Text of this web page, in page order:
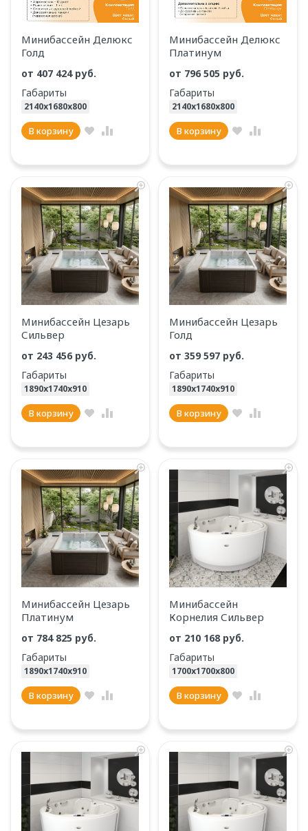
Минибассейн Делюкс
Голд
от 407 424 руб.
Габариты
2140х1680х800
В корзину
Минибассейн Делюкс
Платинум
от 796 505 руб.
Габариты
2140х1680х800
В корзину
Минибассейн Цезарь
Сильвер
от 243 456 руб.
Габариты
1890х1740х910
В корзину
Минибассейн Цезарь
Голд
от 359 597 руб.
Габариты
1890х1740х910
В корзину
Минибассейн Цезарь
Платинум
от 784 825 руб.
Габариты
1890х1740х910
В корзину
Минибассейн
Корнелия Сильвер
от 210 168 руб.
Габариты
1700х1700х800
В корзину